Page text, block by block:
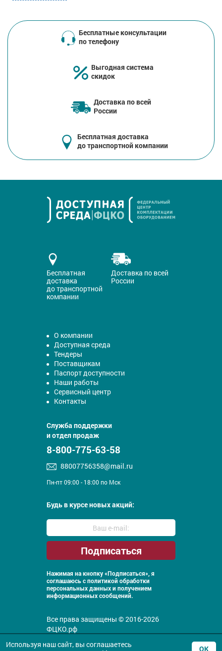
Бесплатные консультации
по телефону
Выгодная система
скидок
Доставка по всей
России
Бесплатная доставка
до транспортной компании
Бесплатная
доставка
до транспортной
компании
Доставка по всей
России
О компании
Доступная среда
Тендеры
Поставщикам
Паспорт доступности
Наши работы
Сервисный центр
Контакты
Служба поддержки
и отдел продаж
8-800-775-63-58
88007756358@mail.ru
Пн-пт 09:00 - 18:00 по Мск
Будь в курсе новых акций:
Нажимая на кнопку «Подписаться», я
соглашаюсь с политикой обработки
персональных данных и получением
информационных сообщений.
Все права защищены © 2016-2026
ФЦКО.рф
Используя наш сайт, вы соглашаетесь
ОК